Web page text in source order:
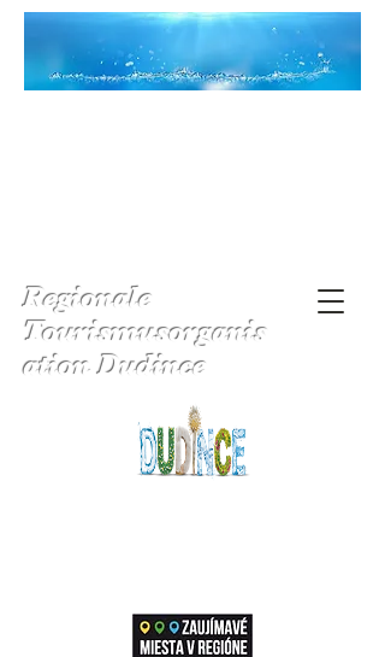
Regionale
Tourismusorganis
ation Dudince